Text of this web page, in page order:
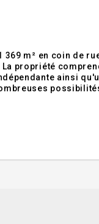
m² en coin de
propriété
ainsi